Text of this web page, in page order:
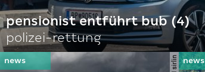
pensionist entführt bub (4)
polizei-rettung